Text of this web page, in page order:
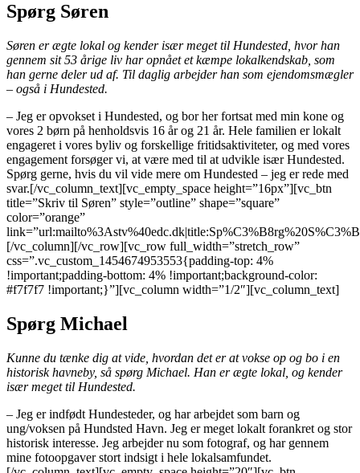
Spørg Søren
Søren er ægte lokal og kender især meget til Hundested, hvor han
gennem sit 53 årige liv har opnået et kæmpe lokalkendskab, som
han gerne deler ud af. Til daglig arbejder han som ejendomsmægler
– også i Hundested.
– Jeg er opvokset i Hundested, og bor her fortsat med min kone og
vores 2 børn på henholdsvis 16 år og 21 år. Hele familien er lokalt
engageret i vores byliv og forskellige fritidsaktiviteter, og med vores
engagement forsøger vi, at være med til at udvikle især Hundested.
Spørg gerne, hvis du vil vide mere om Hundested – jeg er rede med
svar.[/vc_column_text][vc_empty_space height=”16px”][vc_btn
title=”Skriv til Søren” style=”outline” shape=”square”
color=”orange”
[/vc_column][/vc_row][vc_row full_width=”stretch_row”
css=”.vc_custom_1454674953553{padding-top: 4%
!important;padding-bottom: 4% !important;background-color:
#f7f7f7 !important;}”][vc_column width=”1/2″][vc_column_text]
Spørg Michael
Kunne du tænke dig at vide, hvordan det er at vokse op og bo i en
historisk havneby, så spørg Michael. Han er ægte lokal, og kender
især meget til Hundested.
– Jeg er indfødt Hundesteder, og har arbejdet som barn og
ung/voksen på Hundsted Havn. Jeg er meget lokalt forankret og stor
historisk interesse. Jeg arbejder nu som fotograf, og har gennem
mine fotoopgaver stort indsigt i hele lokalsamfundet.